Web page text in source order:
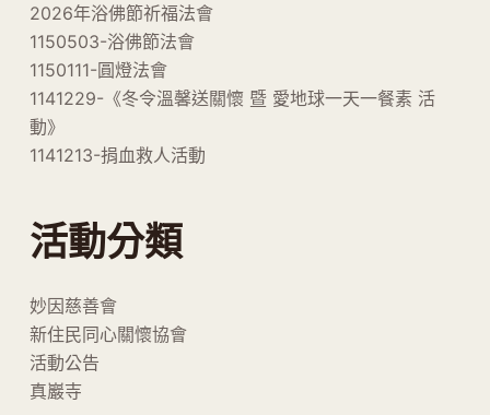
2026年浴佛節祈福法會
1150503-浴佛節法會
1150111-圓燈法會
1141229-《冬令溫馨送關懷 暨 愛地球一天一餐素 活
動》
1141213-捐血救人活動
活動分類
妙因慈善會
新住民同心關懷協會
活動公告
真巖寺